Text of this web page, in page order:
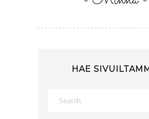
HAE